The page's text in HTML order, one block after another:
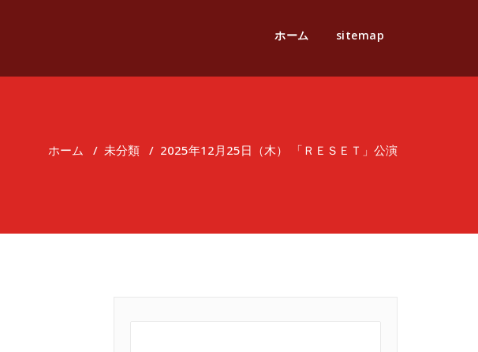
ホーム sitemap
ホーム / 未分類 / 2025年12月25日（木） 「ＲＥＳＥＴ」公演